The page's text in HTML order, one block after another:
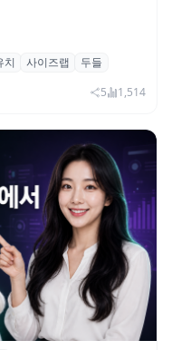
먼트로부터 시
치 사이즈랩
두들
5 1,514